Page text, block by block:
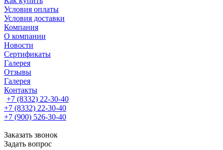
Условия оплаты
Условия доставки
Компания
О компании
Новости
Сертификаты
Галерея
Отзывы
Галерея
Контакты
+7 (8332) 22-30-40
+7 (8332) 22-30-40
+7 (900) 526-30-40
Заказать звонок
Задать вопрос